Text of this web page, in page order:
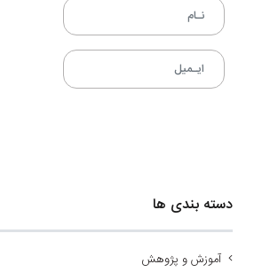
دسته بندی ها
آموزش و پژوهش